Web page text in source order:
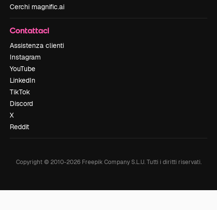
Cerchi magnific.ai
Contattaci
Assistenza clienti
Instagram
YouTube
LinkedIn
TikTok
Discord
X
Reddit
Copyright © 2010-2026Freepik Company S.L.U. Tutti i diritti riservati.